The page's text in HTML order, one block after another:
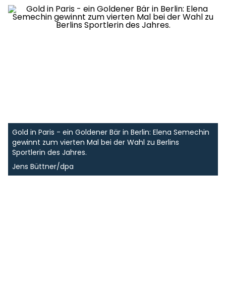
Gold in Paris - ein Goldener Bär in Berlin: Elena Semechin
gewinnt zum vierten Mal bei der Wahl zu Berlins
Sportlerin des Jahres.
Jens Büttner/dpa